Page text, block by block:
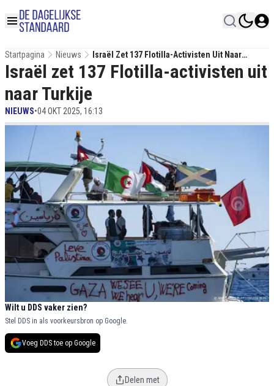
Startpagina Nieuws
Israël Zet 137 Flotilla-Activisten Uit Naar
Turkije
Israël zet 137 Flotilla-activisten uit
naar Turkije
NIEUWS•04 OKT 2025, 16:13
Wilt u DDS vaker zien?
Stel DDS in als voorkeursbron op Google.
Voeg DDS toe op Google
Delen met